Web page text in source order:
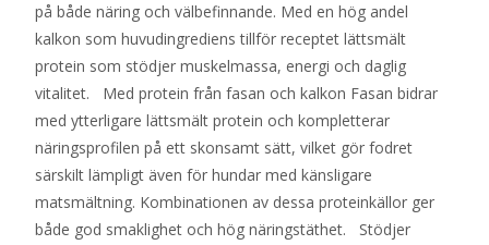
på både näring och välbefinnande. Med en hög andel
kalkon som huvudingrediens tillför receptet lättsmält
protein som stödjer muskelmassa, energi och daglig
vitalitet. Med protein från fasan och kalkon Fasan bidrar
med ytterligare lättsmält protein och kompletterar
näringsprofilen på ett skonsamt sätt, vilket gör fodret
särskilt lämpligt även för hundar med känsligare
matsmältning. Kombinationen av dessa proteinkällor ger
både god smaklighet och hög näringstäthet. Stödjer